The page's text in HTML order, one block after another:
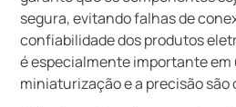
segura, evitando falhas de
confiabilidade dos produtos
é especialmente importante em
miniaturização e a precisão são